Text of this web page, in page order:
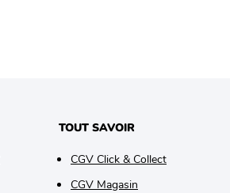
TOUT SAVOIR
CGV Click & Collect
CGV Magasin